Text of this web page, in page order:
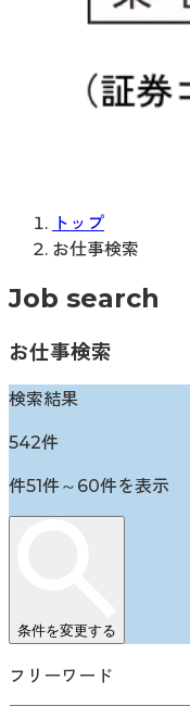
トップ
お仕事検索
Job search
お仕事検索
検索結果
542件
件51件～ 60件を表示
条件を変更する
フリーワード